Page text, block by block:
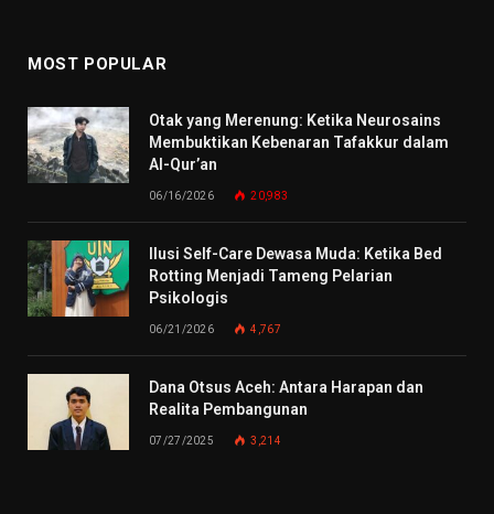
MOST POPULAR
Otak yang Merenung: Ketika Neurosains
Membuktikan Kebenaran Tafakkur dalam
Al-Qur’an
06/16/2026 20,983
Ilusi Self-Care Dewasa Muda: Ketika Bed
Rotting Menjadi Tameng Pelarian
Psikologis
06/21/2026 4,767
Dana Otsus Aceh: Antara Harapan dan
Realita Pembangunan
07/27/2025 3,214